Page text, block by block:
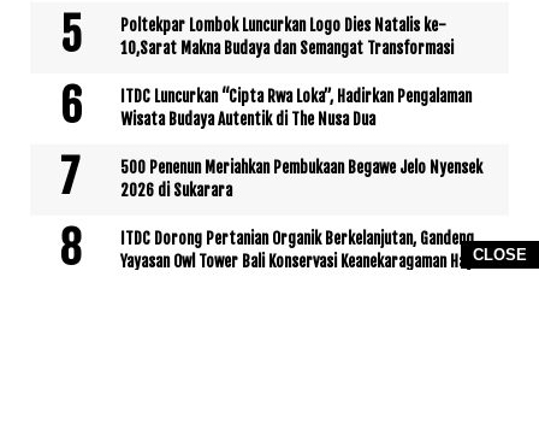
CLOSE
Poltekpar Lombok Luncurkan Logo Dies Natalis ke-
10,Sarat Makna Budaya dan Semangat Transformasi
ITDC Luncurkan “Cipta Rwa Loka”, Hadirkan Pengalaman
Wisata Budaya Autentik di The Nusa Dua
500 Penenun Meriahkan Pembukaan Begawe Jelo Nyensek
2026 di Sukarara
ITDC Dorong Pertanian Organik Berkelanjutan, Gandeng
Yayasan Owl Tower Bali Konservasi Keanekaragaman Hayati